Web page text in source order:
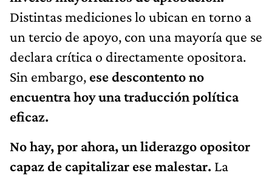
Distintas mediciones lo ubican en torno a
un tercio de apoyo, con una mayoría que se
declara crítica o directamente opositora.
Sin embargo, ese descontento no
encuentra hoy una traducción política
eficaz.
No hay, por ahora, un liderazgo opositor
capaz de capitalizar ese malestar. La